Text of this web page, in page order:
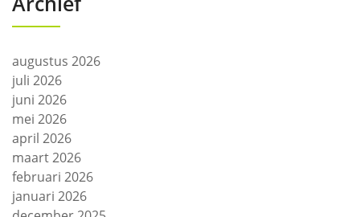
augustus 2026
juli 2026
juni 2026
mei 2026
april 2026
maart 2026
februari 2026
januari 2026